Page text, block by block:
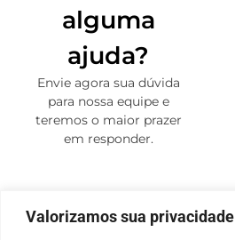
Valorizamos sua privacidade
alguma
ajuda?
Envie agora sua dúvida
para nossa equipe e
teremos o maior prazer
em responder.